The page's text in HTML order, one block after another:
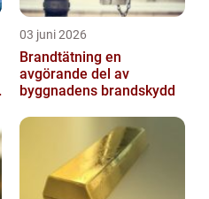
03 juni 2026
Brandtätning en
avgörande del av
byggnadens brandskydd